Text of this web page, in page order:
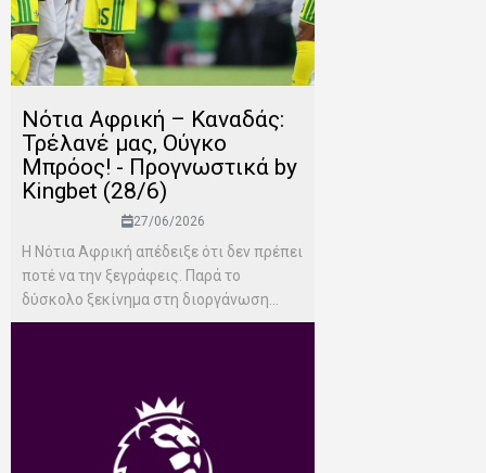
Νότια Αφρική – Καναδάς:
Τρέλανέ μας, Ούγκο
Μπρόος! - Προγνωστικά by
Kingbet (28/6)
27/06/2026
Η Νότια Αφρική απέδειξε ότι δεν πρέπει
ποτέ να την ξεγράφεις. Παρά το
δύσκολο ξεκίνημα στη διοργάνωση...